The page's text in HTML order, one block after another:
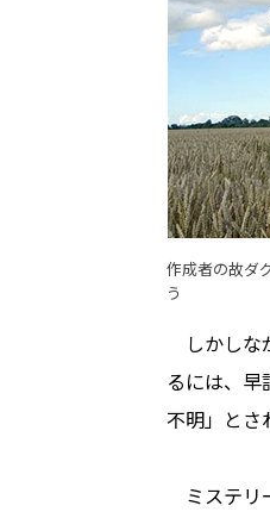
作成者の故ダ
う
しかしな
るには、
不明」とさ
ミステリ